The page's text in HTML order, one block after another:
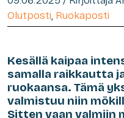
Olutposti, Ruokaposti
Kesällä kaipaa
samalla raikkautta
ruokaansa. Tämä
valmistuu niin
Sitten vaan valmiin